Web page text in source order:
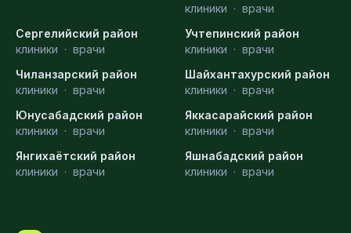
клиники · врачи
Сергелийский район
клиники · врачи
Учтепинский район
клиники · врачи
Чиланзарский район
клиники · врачи
Шайхантахурский район
клиники · врачи
Юнусабадский район
клиники · врачи
Яккасарайский район
клиники · врачи
Янгихаётский район
клиники · врачи
Яшнабадский район
клиники · врачи